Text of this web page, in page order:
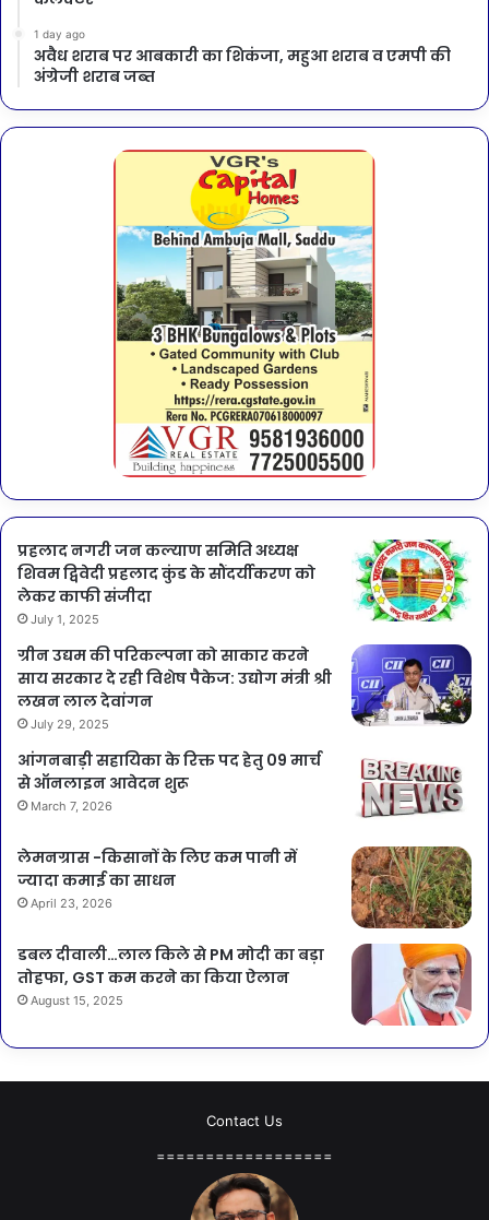
1 day ago
अवैध शराब पर आबकारी का शिकंजा, महुआ शराब व एमपी की
अंग्रेजी शराब जब्त
प्रहलाद नगरी जन कल्याण समिति अध्यक्ष
शिवम द्विवेदी प्रहलाद कुंड के सौंदर्यीकरण को
लेकर काफी संजीदा
July 1, 2025
ग्रीन उद्यम की परिकल्पना को साकार करने
साय सरकार दे रही विशेष पैकेज: उद्योग मंत्री श्री
लखन लाल देवांगन
July 29, 2025
आंगनबाड़ी सहायिका के रिक्त पद हेतु 09 मार्च
से ऑनलाइन आवेदन शुरू
March 7, 2026
लेमनग्रास -किसानों के लिए कम पानी में
ज्यादा कमाई का साधन
April 23, 2026
डबल दीवाली…लाल किले से PM मोदी का बड़ा
तोहफा, GST कम करने का किया ऐलान
August 15, 2025
Contact Us
==================